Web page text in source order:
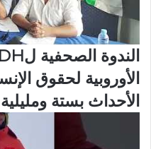
الأوروبية لحقوق
الأحداث بستة